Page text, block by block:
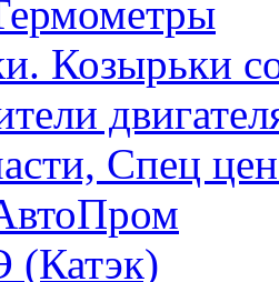
Козырьки
Спец